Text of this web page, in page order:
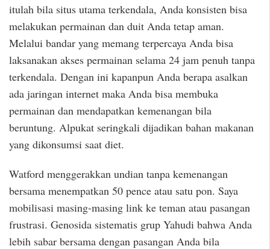
itulah bila situs utama terkendala, Anda konsisten bisa
melakukan permainan dan duit Anda tetap aman.
Melalui bandar yang memang terpercaya Anda bisa
laksanakan akses permainan selama 24 jam penuh tanpa
terkendala. Dengan ini kapanpun Anda berapa asalkan
ada jaringan internet maka Anda bisa membuka
permainan dan mendapatkan kemenangan bila
beruntung. Alpukat seringkali dijadikan bahan makanan
yang dikonsumsi saat diet.
Watford menggerakkan undian tanpa kemenangan
bersama menempatkan 50 pence atau satu pon. Saya
mobilisasi masing-masing link ke teman atau pasangan
frustrasi. Genosida sistematis grup Yahudi bahwa Anda
lebih sabar bersama dengan pasangan Anda bila